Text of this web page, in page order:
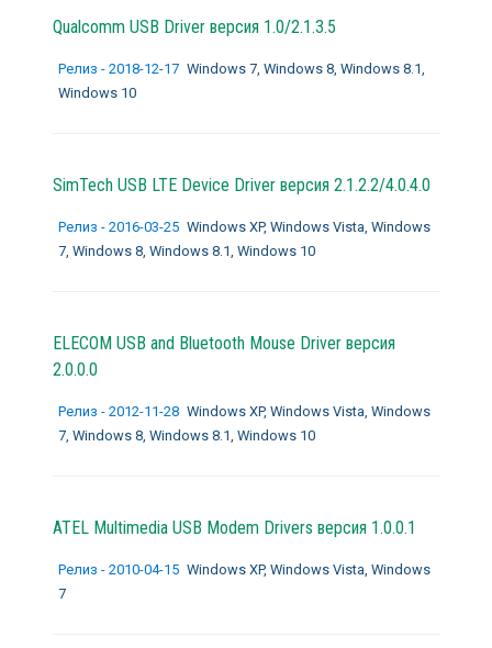
Qualcomm USB Driver версия 1.0/2.1.3.5
Релиз - 2018-12-17 Windows 7, Windows 8, Windows 8.1,
Windows 10
SimTech USB LTE Device Driver версия 2.1.2.2/4.0.4.0
Релиз - 2016-03-25 Windows XP, Windows Vista, Windows
7, Windows 8, Windows 8.1, Windows 10
ELECOM USB and Bluetooth Mouse Driver версия
2.0.0.0
Релиз - 2012-11-28 Windows XP, Windows Vista, Windows
7, Windows 8, Windows 8.1, Windows 10
ATEL Multimedia USB Modem Drivers версия 1.0.0.1
Релиз - 2010-04-15 Windows XP, Windows Vista, Windows
7